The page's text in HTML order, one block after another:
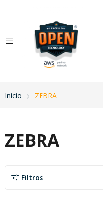
Inicio ZEBRA
ZEBRA
Filtros